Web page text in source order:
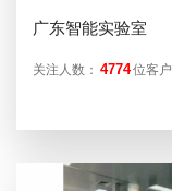
广东智能实验室
关注人数： 4774位客户